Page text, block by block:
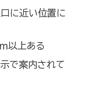
に近い位置に
以上ある
で案内されて